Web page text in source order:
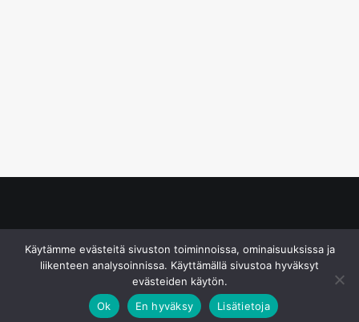
Käytämme evästeitä sivuston toiminnoissa, ominaisuuksissa ja
liikenteen analysoinnissa. Käyttämällä sivustoa hyväksyt
evästeiden käytön.
Ok
En hyväksy Lisätietoja